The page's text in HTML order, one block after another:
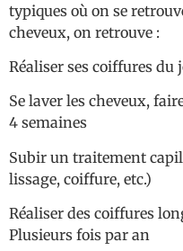
typiques où on se
cheveux, on retrouve :
Réaliser ses coiffures du
Se laver les cheveux,
4 semaines
Subir un traitement
lissage, coiffure, etc.)
Réaliser des coiffures
Plusieurs fois par an